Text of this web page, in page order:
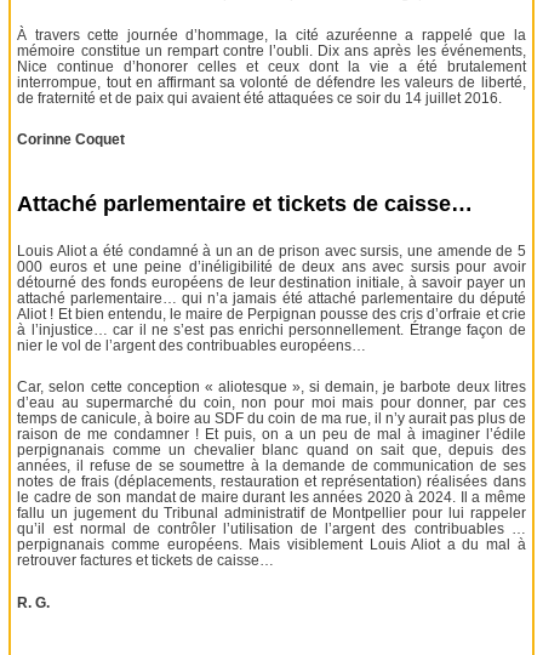
À travers cette journée d’hommage, la cité azuréenne a rappelé que la
mémoire constitue un rempart contre l’oubli. Dix ans après les événements,
Nice continue d’honorer celles et ceux dont la vie a été brutalement
interrompue, tout en affirmant sa volonté de défendre les valeurs de liberté,
de fraternité et de paix qui avaient été attaquées ce soir du 14 juillet 2016.
Corinne Coquet
Attaché parlementaire et tickets de caisse…
Louis Aliot a été condamné à un an de prison avec sursis, une amende de 5
000 euros et une peine d’inéligibilité de deux ans avec sursis pour avoir
détourné des fonds européens de leur destination initiale, à savoir payer un
attaché parlementaire… qui n’a jamais été attaché parlementaire du député
Aliot ! Et bien entendu, le maire de Perpignan pousse des cris d’orfraie et crie
à l’injustice… car il ne s’est pas enrichi personnellement. Étrange façon de
nier le vol de l’argent des contribuables européens…
Car, selon cette conception « aliotesque », si demain, je barbote deux litres
d’eau au supermarché du coin, non pour moi mais pour donner, par ces
temps de canicule, à boire au SDF du coin de ma rue, il n’y aurait pas plus de
raison de me condamner ! Et puis, on a un peu de mal à imaginer l’édile
perpignanais comme un chevalier blanc quand on sait que, depuis des
années, il refuse de se soumettre à la demande de communication de ses
notes de frais (déplacements, restauration et représentation) réalisées dans
le cadre de son mandat de maire durant les années 2020 à 2024. Il a même
fallu un jugement du Tribunal administratif de Montpellier pour lui rappeler
qu’il est normal de contrôler l’utilisation de l’argent des contribuables …
perpignanais comme européens. Mais visiblement Louis Aliot a du mal à
retrouver factures et tickets de caisse…
R. G.